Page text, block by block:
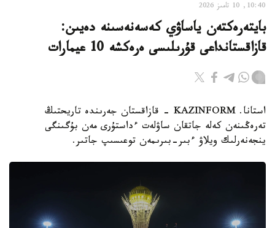
10:40, 10 تامىز 2026
بايتەرەكتەن ياساۋي كەسەنەسىنە دەيىن:
قازاقستانداعى قۇرىلىسى ەرەكشە 10 عيمارات
استانا. KAZINFORM - قازاقستان جەرىندە تاريحتىڭ
تەرەڭىنەن كەلە جاتقان ساۋلەت ءداستۇرى مەن بۇگىنگى
ينجەنەرلىك ويلاۋ ءبىر-بىرىمەن توعىسىپ جاتىر.